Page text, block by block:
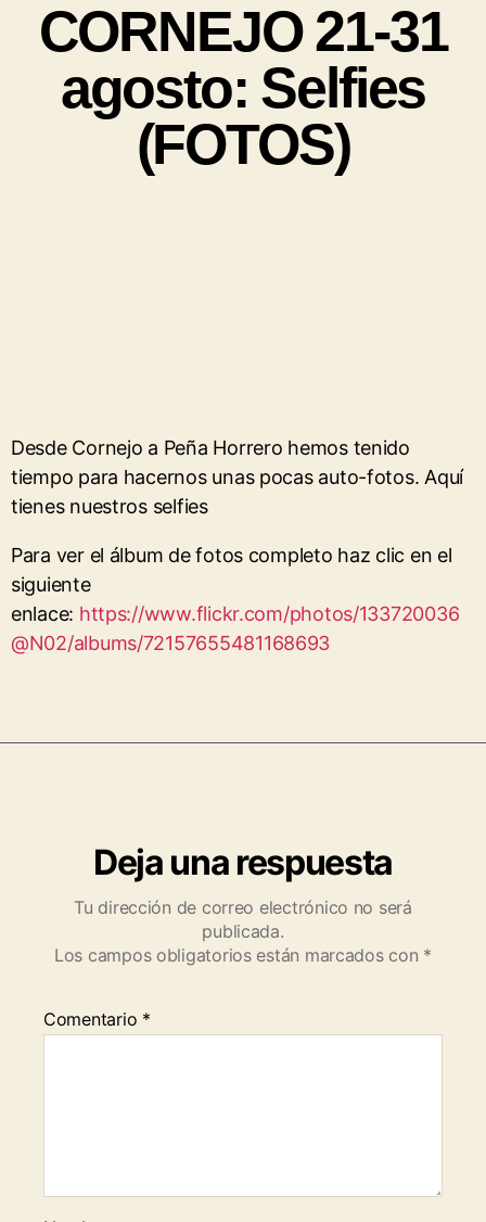
CORNEJO 21-31
agosto: Selfies
(FOTOS)
Desde Cornejo a Peña Horrero hemos tenido
tiempo para hacernos unas pocas auto-fotos. Aquí
tienes nuestros selfies
Para ver el álbum de fotos completo haz clic en el
siguiente
enlace: https://www.flickr.com/photos/133720036
@N02/albums/72157655481168693
Deja una respuesta
Tu dirección de correo electrónico no será
publicada.
Los campos obligatorios están marcados con *
Comentario *